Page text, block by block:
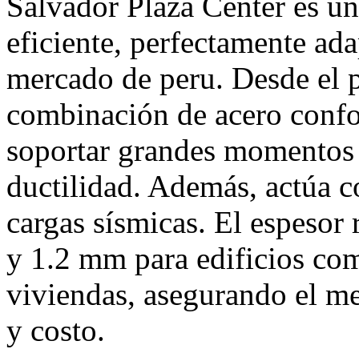
eficiente, perfectamente
mercado de peru. Desde
combinación de acero
soportar grandes
ductilidad. Además, actúa
cargas sísmicas. El
y 1.2 mm para edificios
viviendas, asegurando el
y costo.